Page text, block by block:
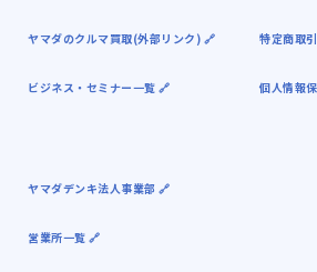
ヤマダのクルマ買取(外部リンク) 🔗
ビジネス・セミナー一覧 🔗
特定商取
個人情報
ヤマダデンキ法人事業部 🔗
営業所一覧 🔗